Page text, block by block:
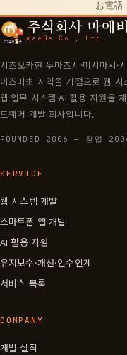
お電話
주식회사 마에비
maeBe Co., Ltd.
시즈오카현 누마즈시·미시마시·
이즈미초 지역을 거점으로 웹 시
앱·업무 시스템·AI 활용 지원을
트웨어 개발 회사입니다.
FOUNDED 2006 — 창업
SERVICE
웹 시스템 개발
스마트폰 앱 개발
AI 활용 지원
유지보수·개선·인수인계
서비스 목록
COMPANY
개발 실적